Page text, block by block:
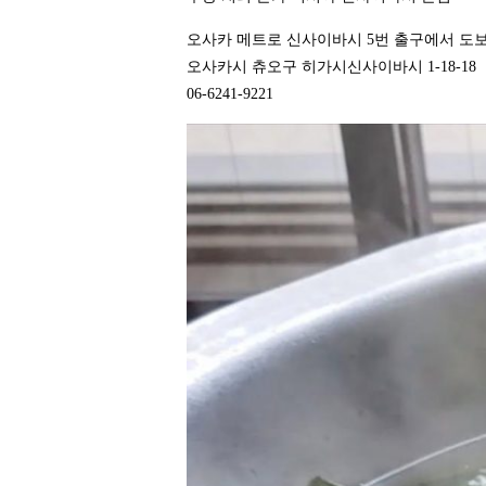
오사카 메트로 신사이바시 5번 출구에서 도
오사카시 츄오구 히가시신사이바시 1-18-18
06-6241-9221